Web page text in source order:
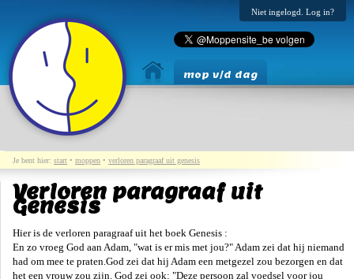
Niet ingelogd. Log in?
mop v/d dag
Je bent hier: start • moppen • verloren paragraaf uit genesis
Verloren paragraaf uit
Genesis
Hier is de verloren paragraaf uit het boek Genesis :
En zo vroeg God aan Adam, "wat is er mis met jou?" Adam zei dat hij niemand
had om mee te praten.God zei dat hij Adam een metgezel zou bezorgen en dat
het een vrouw zou zijn. God zei ook: "Deze persoon zal voedsel voor jou